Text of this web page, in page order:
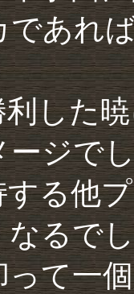
あれ
した
ージで
る他
るで
て一